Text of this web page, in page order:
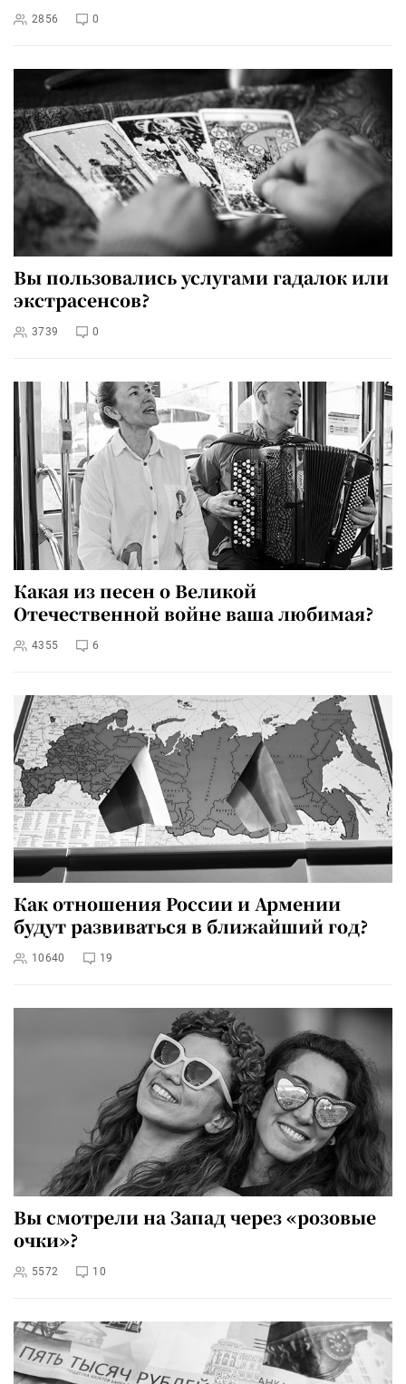
2856 0
Вы пользовались услугами гадалок или
экстрасенсов?
3739 0
Какая из песен о Великой
Отечественной войне ваша любимая?
4355 6
Как отношения России и Армении
будут развиваться в ближайший год?
10640 19
Вы смотрели на Запад через «розовые
очки»?
5572 10